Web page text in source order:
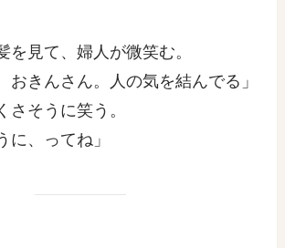
を見て、婦人が微笑む。
おきんさん。人の気を結んでる」
さそうに笑う。
に、ってね」